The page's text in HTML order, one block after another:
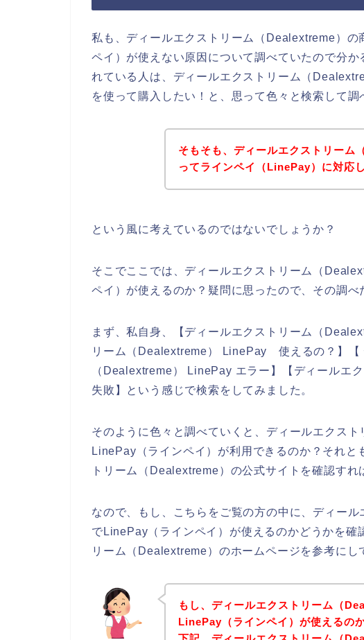
私も、ディールエクストリーム（Dealextreme）
ペイ）が使えない原因について調べていたので分
れている人は、ディールエクストリーム（
を使って購入したい！と、思って色々と検索して調
そもそも、ディールエクストリーム
ってラインペイ（LinePay）に対応
という風に考えているのではないでしょうか？
そこでここでは、ディールエクストリーム（
ペイ）が使えるのか？疑問に思ったので、その調べ
まず、私自身、【ディールエクストリーム（
リーム（Dealextreme） LinePay 使えるの？】【
（Dealextreme） LinePay エラー】【ディール
失敗】という感じで検索をしてみました。
そのように色々と調べていくと、ディールエクス
LinePay（ラインペイ）が利用できるのか？それと
トリーム（Dealextreme）の公式サイトを確認すれ
なので、もし、こちらをご覧の方の中に、ディー
でLinePay（ラインペイ）が使えるのかどうかを確
リーム（Dealextreme）のホームページを参考にし
もし、ディールエクストリーム（
LinePay（ラインペイ）が使えるの